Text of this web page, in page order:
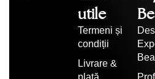
utile
Termeni și
condiții
Livrare &
plată